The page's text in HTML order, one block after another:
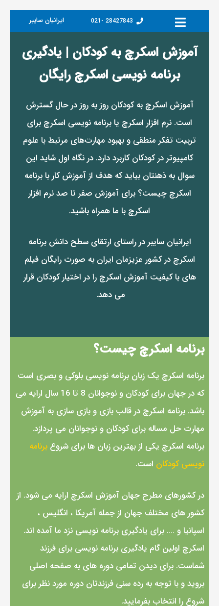
28427843 -021 ایرانیان سایبر
آموزش اسکرچ به کودکان | یادگیری
برنامه نویسی اسکرچ رایگان
آموزش اسکرچ به کودکان روز به روز در حال گسترش
است. نرم افزار اسکرچ یا برنامه نویسی اسکرچ برای
تربیت تفکر منطقی و بهبود مهارت‌های مرتبط با علوم
کامپیوتر در کودکان کاربرد دارد. در نگاه اول شاید این
سوال به ذهنتان بیاید که هدف از آموزش کار با برنامه
اسکرچ چیست؟ برای آموزش صفر تا صد نرم افزار
اسکرچ با ما همراه باشید.
ایرانیان سایبر در راستای ارتقای سطح دانش برنامه
اسکرچ در کشور عزیزمان ایران به صورت رایگان فیلم
های با کیفیت آموزش اسکرچ را در اختیار کودکان قرار
می دهد.
برنامه اسکرچ چیست؟
برنامه اسکرچ یک زبان برنامه نویسی بلوکی و بصری است
که در جهان برای کودکان و نوجوانان 8 تا 16 سال ارایه می
باشد. برنامه اسکرچ در قالب بازی و بازی سازی به آموزش
مهارت حل مساله برای کودکان و نوجوانان می پردازد.
برنامه اسکرچ یکی از بهترین زبان ها برای شروع برنامه
نویسی کودکان است.
در کشورهای مطرح جهان آموزش اسکرچ ارایه می شود. از
کشور های مختلف جهان از جمله آمریکا ، انگلیس ،
اسپانیا و …. برای یادگیری برنامه نویسی نزد ما آمده اند.
اسکرچ اولین گام یادگیری برنامه نویسی برای فرزند
شماست. برای دیدن تمامی دوره های به صفحه اصلی
بروید و با توجه به رده سنی فرزندتان دوره مورد نظر برای
شروع را انتخاب بفرمایید.